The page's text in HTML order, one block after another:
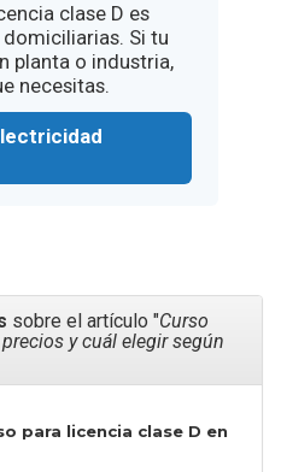
clase D es
Si tu
planta o industria,
necesitas.
sobre el artículo "Curso
y cuál elegir según
para licencia clase D en